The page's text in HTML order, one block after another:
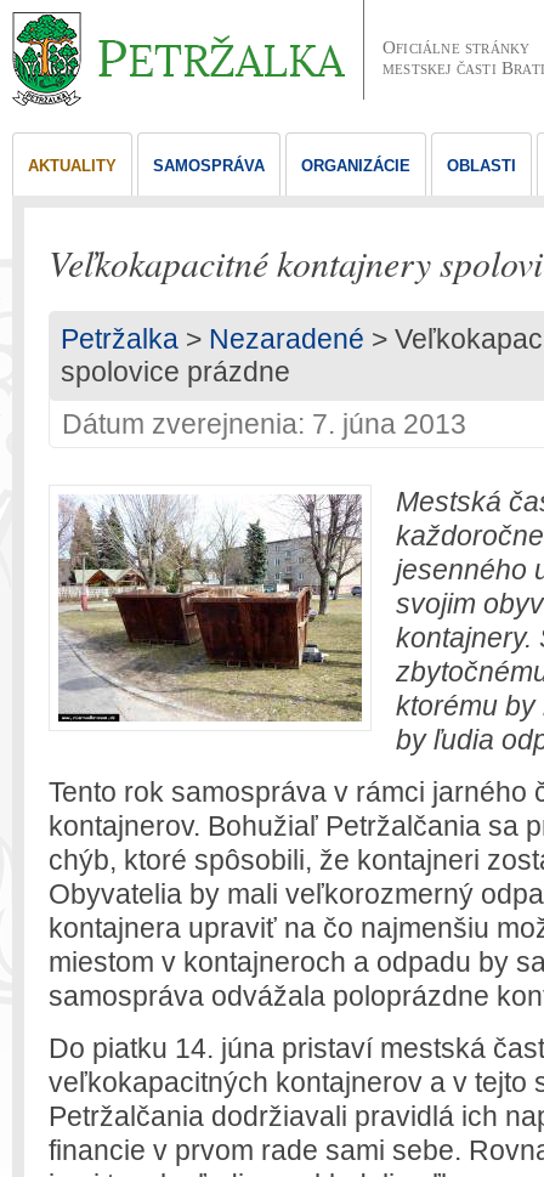
Oficiálne stránky
mestskej časti
AKTUALITY SAMOSPRÁVA ORGANIZÁCIE OBLASTI
Veľkokapacitné kontajnery
Petržalka > Nezaradené >
spolovice prázdne
Dátum zverejnenia: 7. júna 2013
Mestská
jesenného
svojim
kontajnery.
ktorému
by ľudia
Tento rok samospráva v rámci jarného
kontajnerov. Bohužiaľ Petržalčania sa
chýb, ktoré spôsobili, že kontajneri
Obyvatelia by mali veľkorozmerný
kontajnera upraviť na čo najmenšiu
miestom v kontajneroch a odpadu by
samospráva odvážala poloprázdne
Do piatku 14. júna pristaví mestská
veľkokapacitných kontajnerov a v tejto
Petržalčania dodržiavali pravidlá ich
financie v prvom rade sami sebe.